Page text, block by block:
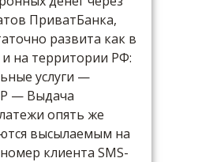
ПриватБанка,
развита как в
на территории РФ:
услуги —
— Выдача
опять же
высылаемым на
клиента SMS-